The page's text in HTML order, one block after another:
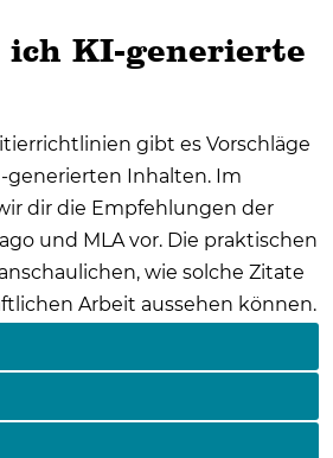
ich KI-generierte
gibt es Vorschläge
generierten Inhalten. Im
dir die Empfehlungen der
und MLA vor. Die praktischen
wie solche Zitate
Arbeit aussehen können.